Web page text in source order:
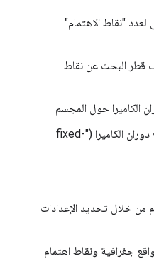
لعدد "نقاط الاهتمام"
قطر البحث عن نقاط
الكاميرا حول المجسم
: نوع دوران الكاميرا ("fixed-
خلال تحديد الإعدادات
جغرافية ونقاط اهتمام